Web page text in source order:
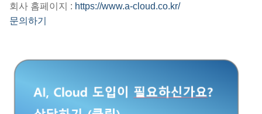
회사 홈페이지 : https://www.a-cloud.co.kr/
문의하기